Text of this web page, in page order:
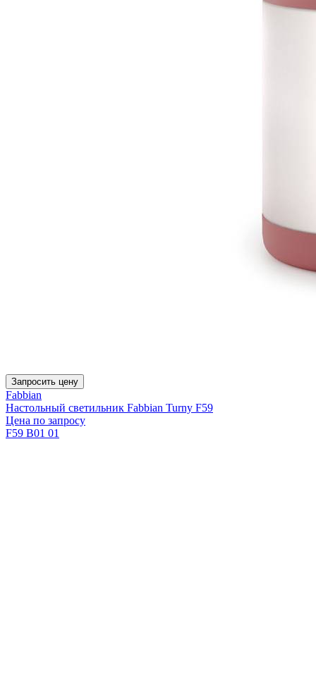
Запросить цену
Fabbian
Настольный светильник Fabbian Turny F59
Цена по запросу
F59 B01 01